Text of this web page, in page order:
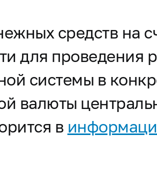
средств на
для проведения
системы в
валюты
в